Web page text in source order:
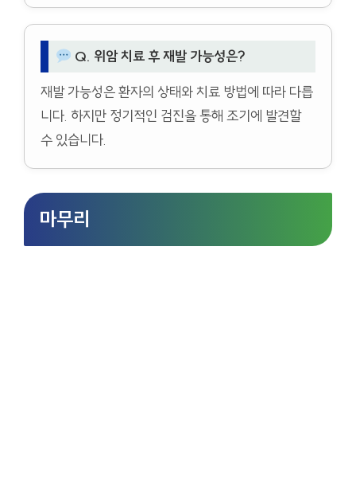
Q. 위암 치료 후 재발 가능성은?
재발 가능성은 환자의 상태와 치료 방법에 따라 다릅
니다. 하지만 정기적인 검진을 통해 조기에 발견할
수 있습니다.
마무리